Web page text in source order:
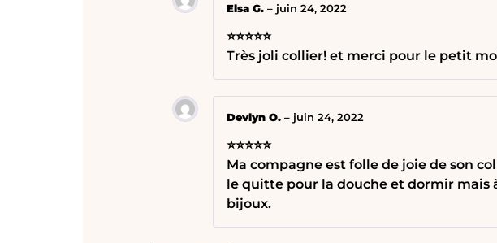
Elsa G. – juin 24, 2022
⭐⭐⭐⭐⭐
Très joli collier! et merci pour le petit
Devlyn O. – juin 24, 2022
⭐⭐⭐⭐⭐
Ma compagne est folle de joie de son
le quitte pour la douche et dormir mais
bijoux.